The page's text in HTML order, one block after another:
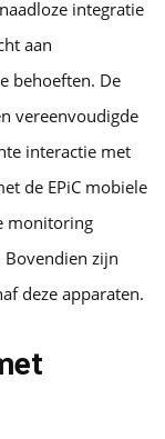
integratie
aan
behoeften. De
vereenvoudigde
interactie met
de EPiC mobiele
monitoring
zijn
deze apparaten.